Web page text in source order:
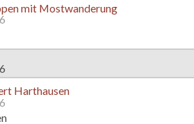
mit Mostwanderung
Harthausen